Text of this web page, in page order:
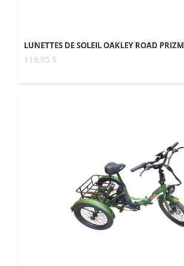
LUNETTES DE SOLEIL OAKLEY ROAD PRIZM
119,95 $